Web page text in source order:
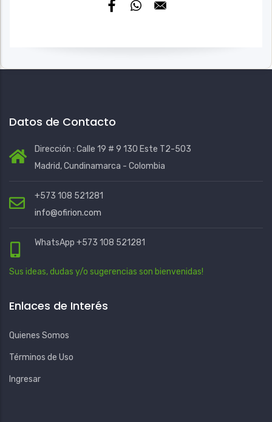
Datos de Contacto
Dirección : Calle 19 # 9 130 Este T2-503
Madrid, Cundinamarca - Colombia
+573 108 521281
info@ofirion.com
WhatsApp +573 108 521281
Sus ideas, dudas y/o sugerencias son bienvenidas!
Enlaces de Interés
Quienes Somos
Términos de Uso
Ingresar